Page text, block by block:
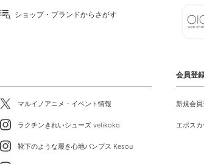
ショップ・ブランドからさがす
マルイノアニメ・イベント情報
ラクチンきれいシューズ velikoko
靴下のような履き心地パンプス Kesou
会員登
新規会
エポス